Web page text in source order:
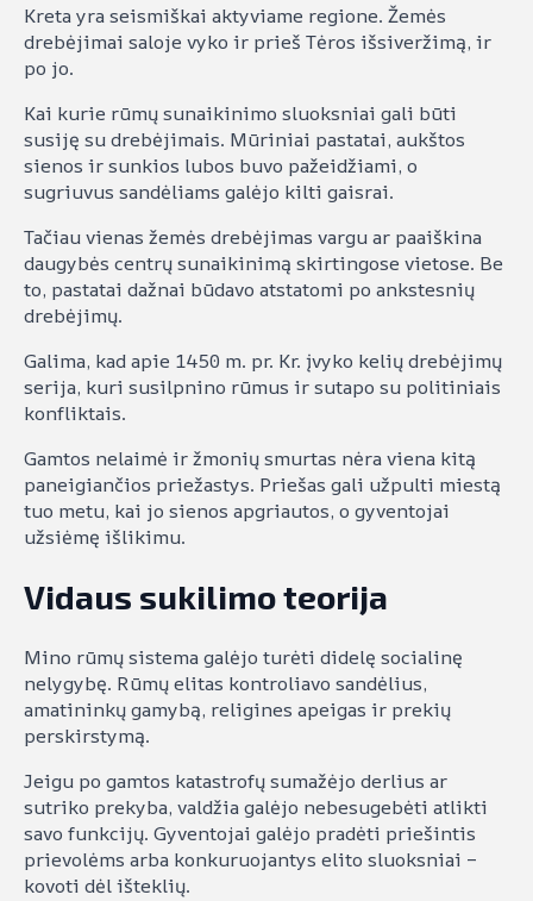
Kreta yra seismiškai aktyviame regione. Žemės
drebėjimai saloje vyko ir prieš Tėros išsiveržimą, ir
po jo.
Kai kurie rūmų sunaikinimo sluoksniai gali būti
susiję su drebėjimais. Mūriniai pastatai, aukštos
sienos ir sunkios lubos buvo pažeidžiami, o
sugriuvus sandėliams galėjo kilti gaisrai.
Tačiau vienas žemės drebėjimas vargu ar paaiškina
daugybės centrų sunaikinimą skirtingose vietose. Be
to, pastatai dažnai būdavo atstatomi po ankstesnių
drebėjimų.
Galima, kad apie 1450 m. pr. Kr. įvyko kelių drebėjimų
serija, kuri susilpnino rūmus ir sutapo su politiniais
konfliktais.
Gamtos nelaimė ir žmonių smurtas nėra viena kitą
paneigiančios priežastys. Priešas gali užpulti miestą
tuo metu, kai jo sienos apgriautos, o gyventojai
užsiėmę išlikimu.
Vidaus sukilimo teorija
Mino rūmų sistema galėjo turėti didelę socialinę
nelygybę. Rūmų elitas kontroliavo sandėlius,
amatininkų gamybą, religines apeigas ir prekių
perskirstymą.
Jeigu po gamtos katastrofų sumažėjo derlius ar
sutriko prekyba, valdžia galėjo nebesugebėti atlikti
savo funkcijų. Gyventojai galėjo pradėti priešintis
prievolėms arba konkuruojantys elito sluoksniai –
kovoti dėl išteklių.